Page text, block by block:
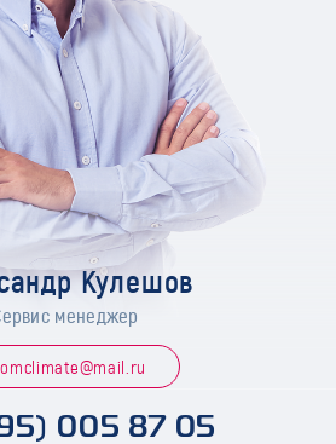
Кулешов
менеджер
005 87 05